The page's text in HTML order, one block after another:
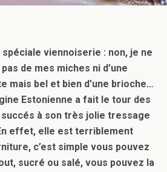
viennoiserie : non, je ne
de mes miches ni d’une
mais bel et bien d’une brioche…
Estonienne a fait le tour des
à son très jolie tressage
effet, elle est terriblement
c’est simple vous pouvez
sucré ou salé, vous pouvez la